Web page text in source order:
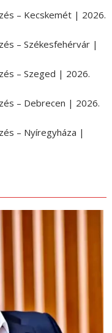
– Kecskemét | 2026.
– Székesfehérvár |
– Szeged | 2026.
– Debrecen | 2026.
– Nyíregyháza |